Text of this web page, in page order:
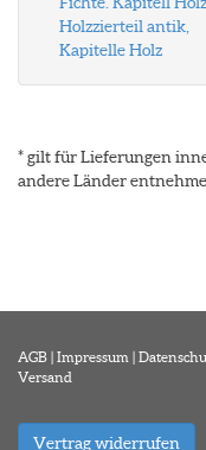
Holzzierteil antik,
Kapitelle Holz
* gilt für Lieferungen
andere Länder
AGB | Impressum |
Versand
Vertrag widerrufen